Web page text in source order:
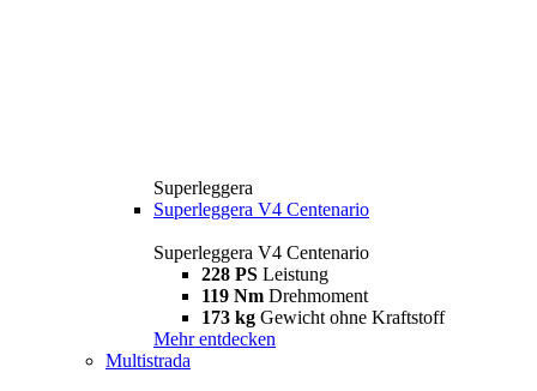
Superleggera
Superleggera V4 Centenario
Superleggera V4 Centenario
228 PS Leistung
119 Nm Drehmoment
173 kg Gewicht ohne Kraftstoff
Mehr entdecken
Multistrada